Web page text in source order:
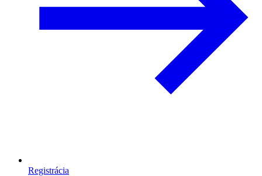
Registrácia